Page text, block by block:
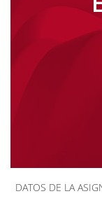
DATOS DE LA